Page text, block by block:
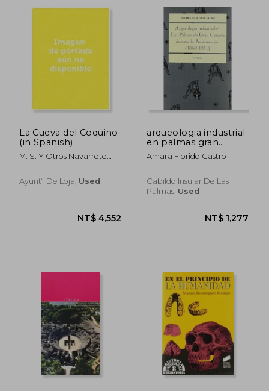
NT$
NT$ 1,012 NT$
La Cueva del Coquino
(in Spanish)
M. S. Y Otros Navarrete
Ayuntº De Loja, Used
arqueologia industrial
en palmas gran
canaria durante la
restauracion 1869-
Amara Florido Castro
Cabildo Insular De Las
Palmas, Used